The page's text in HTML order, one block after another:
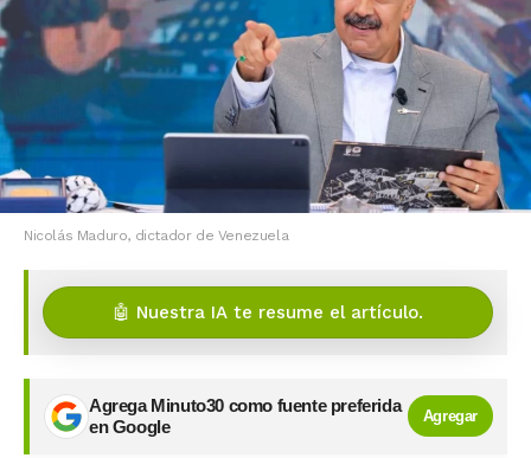
Nicolás Maduro, dictador de Venezuela
🤖 Nuestra IA te resume el artículo.
Agrega Minuto30 como fuente preferida
en Google
Agregar